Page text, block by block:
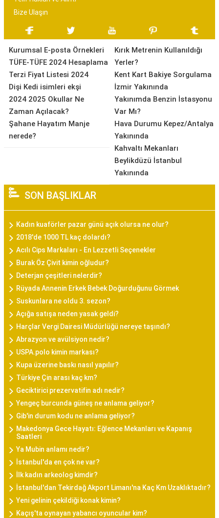
Bize Ulaşın
Kurumsal E-posta Örnekleri
TÜFE-TÜFE 2024 Hesaplama
Terzi Fiyat Listesi 2024
Dişi Kedi isimleri ekşi
2024 2025 Okullar Ne
Zaman Açılacak?
Şahane Hayatım Manje
nerede?
Kırık Metrenin Kullanıldığı
Yerler?
Kent Kart Bakiye Sorgulama
İzmir Yakınında
Yakınımda Benzin İstasyonu
Var Mı?
Hava Durumu Kepez/Antalya
Yakınında
Kahvaltı Mekanları
Beylikdüzü İstanbul
Yakınında
SON BAŞLIKLAR
Kadın kuaförler pazar günü açık olursa ne olur?
2018'de 1000 TL kaç dolardı?
Acılı Cips Markaları - En Lezzetli Seçenekler
Burak Öz Çivit kimin oğludur?
Deterjan çeşitleri nelerdir?
Rüyada Annenin Erkek Bebek Doğurduğunu Görmek
Suskunlara ne oldu 3. sezon?
Açığa satışa neden yasak geldi?
Harçlar Vergi Dairesi Müdürlüğü nereye taşındı?
Abrazyon ve avülsiyon nedir?
USPA.polo kimin markası?
Kupa üzerine baskı nasıl yapılır?
Türkiye Çin arası kaç km?
Geciktirici prezervatifin adı nedir?
Yengeç burcunda güneş ne anlama geliyor?
Gib'in durum kodu ne anlama geliyor?
Makedonya Gece Hayatı: Eğlence Mekanları ve Kapanış
Saatleri
Ya Mubin anlamı nedir?
İstanbul'da en çok ne var?
İlk kadın arkeolog kimdir?
İstanbul'dan Tekirdağ Akport Limanı'na Kaç Km Uzaklıktadır?
Yeni gelinin çekildiği konak kimin?
Kaçış'ta oynayan yabancı oyuncular kim?